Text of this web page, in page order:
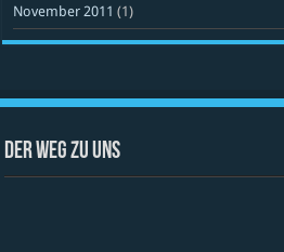
November 2011 (1)
Der Weg zu uns